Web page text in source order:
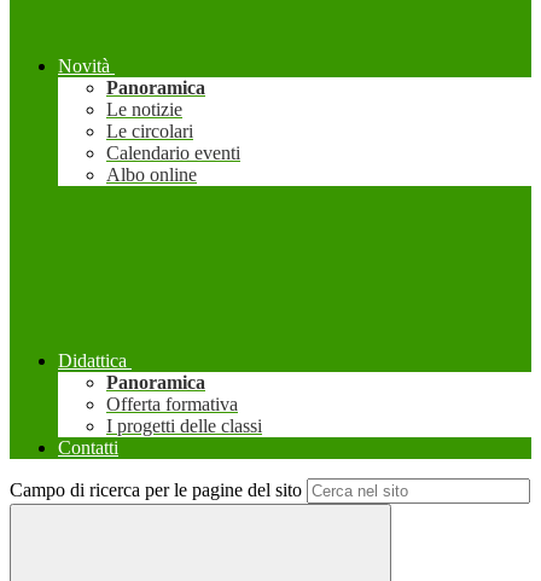
Novità
Panoramica
Le notizie
Le circolari
Calendario eventi
Albo online
Didattica
Panoramica
Offerta formativa
I progetti delle classi
Contatti
Campo di ricerca per le pagine del sito